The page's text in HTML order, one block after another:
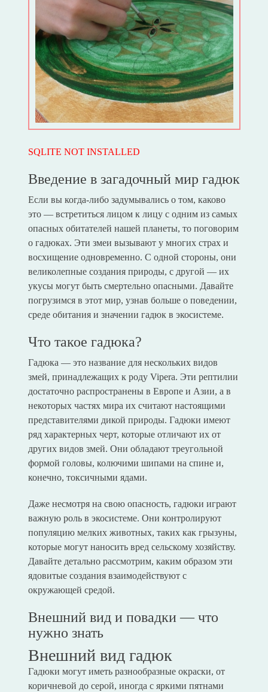
SQLITE NOT INSTALLED
Введение в загадочный мир гадюк
Если вы когда-либо задумывались о том, каково
это — встретиться лицом к лицу с одним из самых
опасных обитателей нашей планеты, то поговорим
о гадюках. Эти змеи вызывают у многих страх и
восхищение одновременно. С одной стороны, они
великолепные создания природы, с другой — их
укусы могут быть смертельно опасными. Давайте
погрузимся в этот мир, узнав больше о поведении,
среде обитания и значении гадюк в экосистеме.
Что такое гадюка?
Гадюка — это название для нескольких видов
змей, принадлежащих к роду Vipera. Эти рептилии
достаточно распространены в Европе и Азии, а в
некоторых частях мира их считают настоящими
представителями дикой природы. Гадюки имеют
ряд характерных черт, которые отличают их от
других видов змей. Они обладают треугольной
формой головы, колючими шипами на спине и,
конечно, токсичными ядами.
Даже несмотря на свою опасность, гадюки играют
важную роль в экосистеме. Они контролируют
популяцию мелких животных, таких как грызуны,
которые могут наносить вред сельскому хозяйству.
Давайте детально рассмотрим, каким образом эти
ядовитые создания взаимодействуют с
окружающей средой.
Внешний вид и повадки — что
нужно знать
Внешний вид гадюк
Гадюки могут иметь разнообразные окраски, от
коричневой до серой, иногда с яркими пятнами